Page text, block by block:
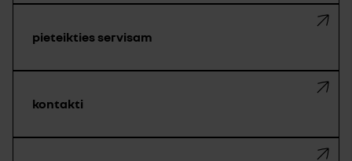
pieteikties servisam
kontakti